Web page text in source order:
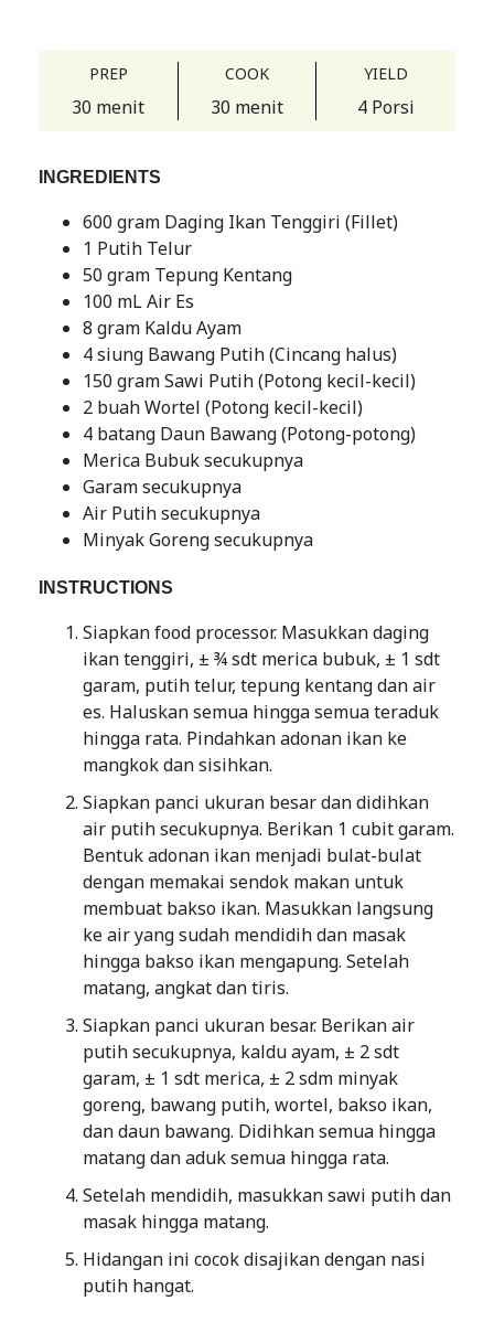
PREP
30 menit
COOK
30 menit
YIELD
4 Porsi
INGREDIENTS
600 gram Daging Ikan Tenggiri (Fillet)
1 Putih Telur
50 gram Tepung Kentang
100 mL Air Es
8 gram Kaldu Ayam
4 siung Bawang Putih (Cincang halus)
150 gram Sawi Putih (Potong kecil-kecil)
2 buah Wortel (Potong kecil-kecil)
4 batang Daun Bawang (Potong-potong)
Merica Bubuk secukupnya
Garam secukupnya
Air Putih secukupnya
Minyak Goreng secukupnya
INSTRUCTIONS
Siapkan food processor. Masukkan daging
ikan tenggiri, ± ¾ sdt merica bubuk, ± 1 sdt
garam, putih telur, tepung kentang dan air
es. Haluskan semua hingga semua teraduk
hingga rata. Pindahkan adonan ikan ke
mangkok dan sisihkan.
Siapkan panci ukuran besar dan didihkan
air putih secukupnya. Berikan 1 cubit garam.
Bentuk adonan ikan menjadi bulat-bulat
dengan memakai sendok makan untuk
membuat bakso ikan. Masukkan langsung
ke air yang sudah mendidih dan masak
hingga bakso ikan mengapung. Setelah
matang, angkat dan tiris.
Siapkan panci ukuran besar. Berikan air
putih secukupnya, kaldu ayam, ± 2 sdt
garam, ± 1 sdt merica, ± 2 sdm minyak
goreng, bawang putih, wortel, bakso ikan,
dan daun bawang. Didihkan semua hingga
matang dan aduk semua hingga rata.
Setelah mendidih, masukkan sawi putih dan
masak hingga matang.
Hidangan ini cocok disajikan dengan nasi
putih hangat.